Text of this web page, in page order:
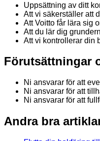
Uppsättning av ditt
Att vi säkerställer att
Att Voitto får lära sig
Att du lär dig
Att vi kontrollerar din
Förutsättningar
Ni ansvarar för att
Ni ansvarar för att
Ni ansvarar för att
Andra bra